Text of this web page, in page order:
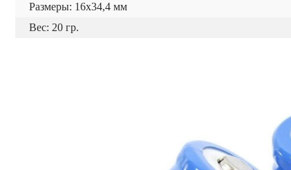
Размеры: 16x34,4 мм
Вес: 20 гр.